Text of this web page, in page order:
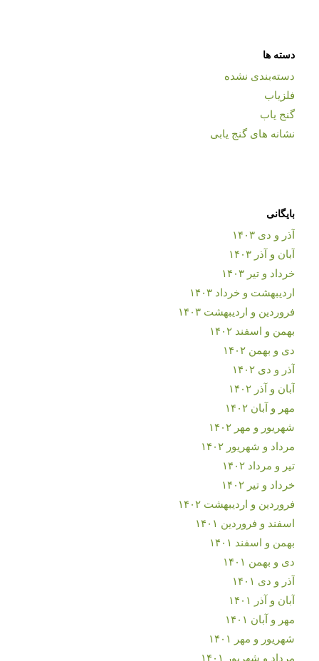
دسته ها
دسته‌بندی نشده
فلزیاب
گنج یاب
نشانه های گنج یابی
بایگانی
آذر و دی ۱۴۰۳
آبان و آذر ۱۴۰۳
خرداد و تیر ۱۴۰۳
اردیبهشت و خرداد ۱۴۰۳
فروردین و اردیبهشت ۱۴۰۳
بهمن و اسفند ۱۴۰۲
دی و بهمن ۱۴۰۲
آذر و دی ۱۴۰۲
آبان و آذر ۱۴۰۲
مهر و آبان ۱۴۰۲
شهریور و مهر ۱۴۰۲
مرداد و شهریور ۱۴۰۲
تیر و مرداد ۱۴۰۲
خرداد و تیر ۱۴۰۲
فروردین و اردیبهشت ۱۴۰۲
اسفند و فروردین ۱۴۰۱
بهمن و اسفند ۱۴۰۱
دی و بهمن ۱۴۰۱
آذر و دی ۱۴۰۱
آبان و آذر ۱۴۰۱
مهر و آبان ۱۴۰۱
شهریور و مهر ۱۴۰۱
مرداد و شهریور ۱۴۰۱